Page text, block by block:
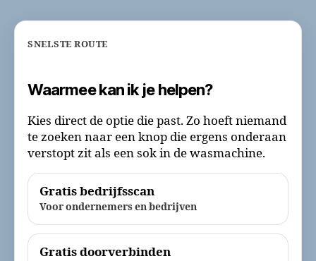
SNELSTE ROUTE
Waarmee kan ik je helpen?
Kies direct de optie die past. Zo hoeft niemand
te zoeken naar een knop die ergens onderaan
verstopt zit als een sok in de wasmachine.
Gratis bedrijfsscan
Voor ondernemers en bedrijven
Gratis doorverbinden